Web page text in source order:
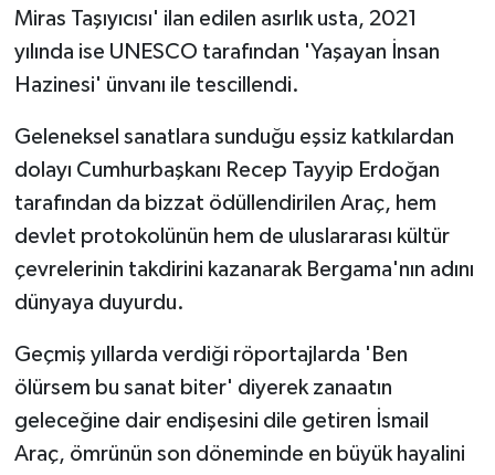
Miras Taşıyıcısı' ilan edilen asırlık usta, 2021
yılında ise UNESCO tarafından 'Yaşayan İnsan
Hazinesi' ünvanı ile tescillendi.
Geleneksel sanatlara sunduğu eşsiz katkılardan
dolayı Cumhurbaşkanı Recep Tayyip Erdoğan
tarafından da bizzat ödüllendirilen Araç, hem
devlet protokolünün hem de uluslararası kültür
çevrelerinin takdirini kazanarak Bergama'nın adını
dünyaya duyurdu.
Geçmiş yıllarda verdiği röportajlarda 'Ben
ölürsem bu sanat biter' diyerek zanaatın
geleceğine dair endişesini dile getiren İsmail
Araç, ömrünün son döneminde en büyük hayalini